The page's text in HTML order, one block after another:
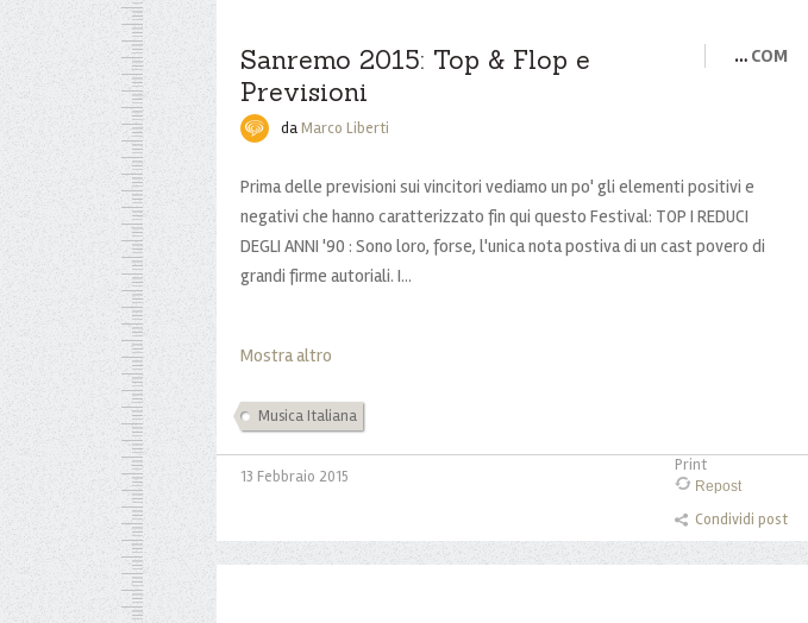
Sanremo 2015: Top & Flop e
Previsioni
… COM
daMarco Liberti
Prima delle previsioni sui vincitori vediamo un po' gli elementi positivi e
negativi che hanno caratterizzato fin qui questo Festival: TOP I REDUCI
DEGLI ANNI '90 : Sono loro, forse, l'unica nota postiva di un cast povero di
grandi firme autoriali. I...
Mostra altro
Musica Italiana
13 Febbraio 2015
Print
Repost
Condividi post